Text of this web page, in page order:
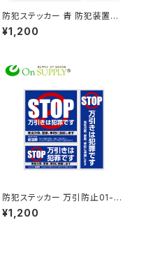
防犯ステッカー 青 防犯装置作
動中 OS-182 オンサプライ(On
SUPPLY)
¥1,200
防犯ステッカー 万引防止01-万
引は犯罪です- OS-188 オンサ
プライ(On SUPPLY)
¥1,200